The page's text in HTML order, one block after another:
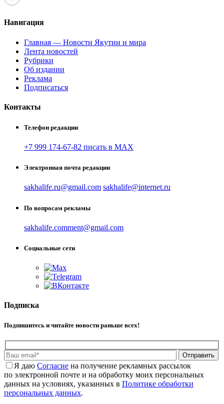
Навигация
Главная — Новости Якутии и мира
Лента новостей
Рубрики
Об издании
Реклама
Подписаться
Контакты
Телефон редакции
+7 999 174-67-82 писать в MAX
Электронная почта редакции
sakhalife.ru@gmail.com sakhalife@internet.ru
По вопросам рекламы
sakhalife.comment@gmail.com
Социальные сети
Подписка
Подпишитесь и читайте новости раньше всех!
Отправить
Я даю Cогласие на получение рекламных рассылок
по электронной почте и на обработку моих персональных
данных на условиях, указанных в Политике обработки
персональных данных.